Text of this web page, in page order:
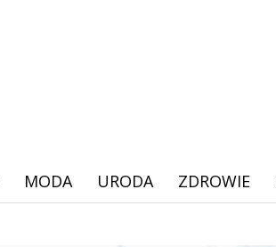
MODA URODA ZDROWIE